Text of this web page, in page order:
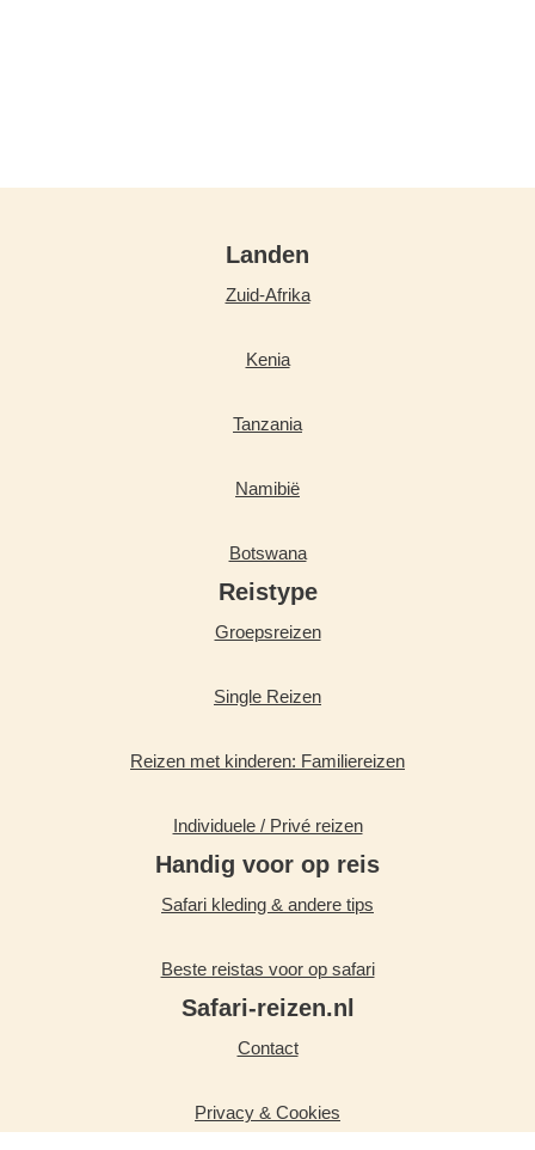
Landen
Zuid-Afrika
Kenia
Tanzania
Namibië
Botswana
Reistype
Groepsreizen
Single Reizen
Reizen met kinderen: Familiereizen
Individuele / Privé reizen
Handig voor op reis
Safari kleding & andere tips
Beste reistas voor op safari
Safari-reizen.nl
Contact
Privacy & Cookies